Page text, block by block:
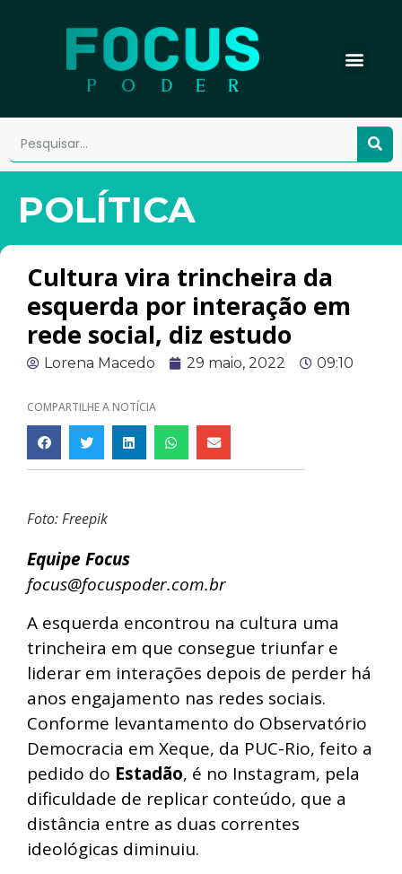
POLÍTICA
Cultura vira trincheira da
esquerda por interação em
rede social, diz estudo
Lorena Macedo 29 maio, 2022 09:10
COMPARTILHE A NOTÍCIA
Foto: Freepik
Equipe Focus
focus@focuspoder.com.br
A esquerda encontrou na cultura uma
trincheira em que consegue triunfar e
liderar em interações depois de perder há
anos engajamento nas redes sociais.
Conforme levantamento do Observatório
Democracia em Xeque, da PUC-Rio, feito a
pedido do Estadão, é no Instagram, pela
dificuldade de replicar conteúdo, que a
distância entre as duas correntes
ideológicas diminuiu.